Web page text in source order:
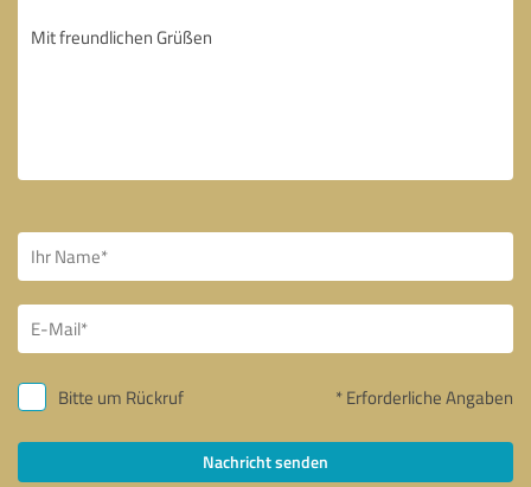
Bitte um Rückruf * Erforderliche Angaben
Nachricht senden